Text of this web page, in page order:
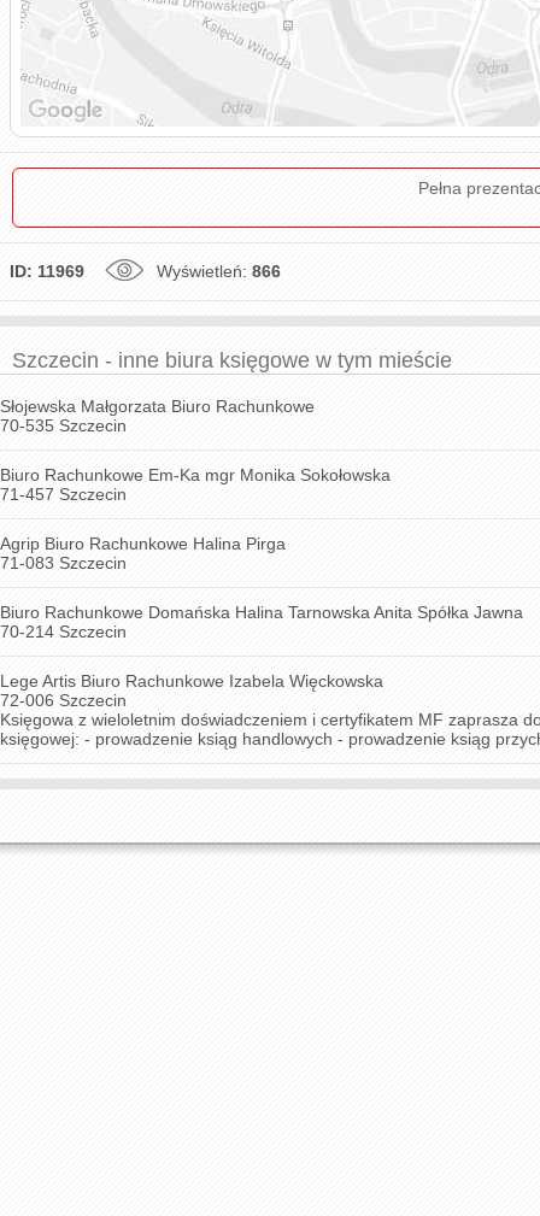
Pełna
ID: 11969 Wyświetleń: 866
Szczecin - inne biura księgowe w tym mieście
Słojewska Małgorzata Biuro Rachunkowe
70-535 Szczecin
Biuro Rachunkowe Em-Ka mgr Monika Sokołowska
71-457 Szczecin
Agrip Biuro Rachunkowe Halina Pirga
71-083 Szczecin
Biuro Rachunkowe Domańska Halina Tarnowska Anita Spółka Jawna
70-214 Szczecin
Lege Artis Biuro Rachunkowe Izabela Więckowska
72-006 Szczecin
Księgowa z wieloletnim doświadczeniem i certyfikatem MF zaprasza
księgowej: - prowadzenie ksiąg handlowych - prowadzenie ksiąg